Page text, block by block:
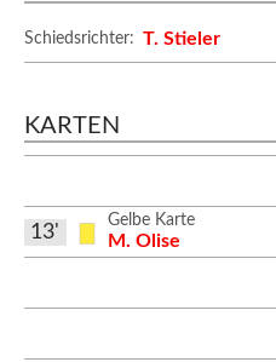
Schiedsrichter: T. Stieler
KARTEN
Gelbe Karte
M. Olise
13'